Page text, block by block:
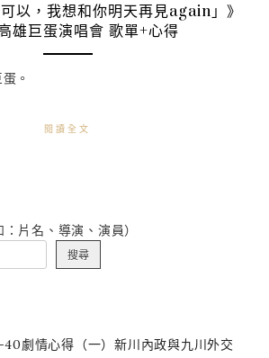
以，我想和你明天再見again」》
雄巨蛋演唱會 歌單+心得
。
閱讀全文
片名、導演、演員）
搜尋
40劇情心得（一）新川內政與九川外交